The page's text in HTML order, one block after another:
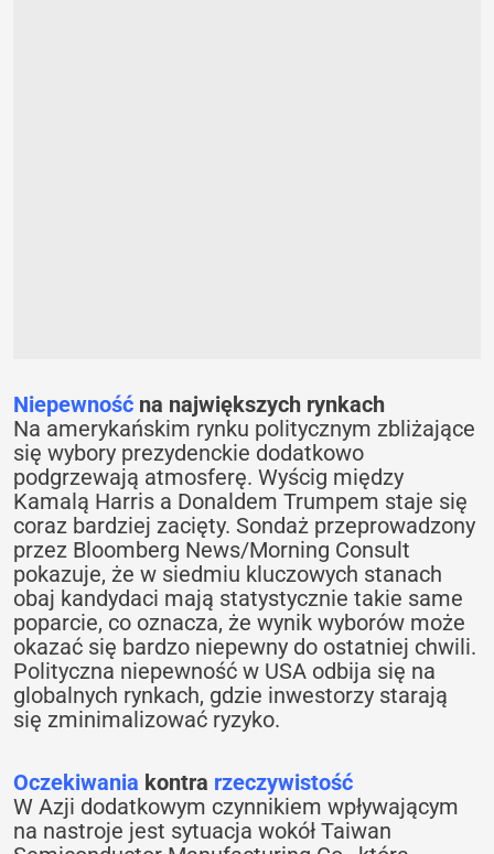
Niepewność na największych rynkach
Na amerykańskim rynku politycznym zbliżające
się wybory prezydenckie dodatkowo
podgrzewają atmosferę. Wyścig między
Kamalą Harris a Donaldem Trumpem staje się
coraz bardziej zacięty. Sondaż przeprowadzony
przez Bloomberg News/Morning Consult
pokazuje, że w siedmiu kluczowych stanach
obaj kandydaci mają statystycznie takie same
poparcie, co oznacza, że wynik wyborów może
okazać się bardzo niepewny do ostatniej chwili.
Polityczna niepewność w USA odbija się na
globalnych rynkach, gdzie inwestorzy starają
się zminimalizować ryzyko.
Oczekiwania kontra rzeczywistość
W Azji dodatkowym czynnikiem wpływającym
na nastroje jest sytuacja wokół Taiwan